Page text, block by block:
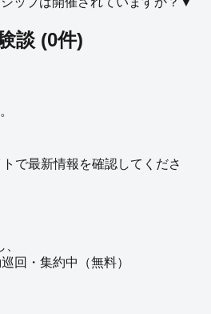
談 (0件)
で最新情報を確認してくださ
回・集約中（無料）